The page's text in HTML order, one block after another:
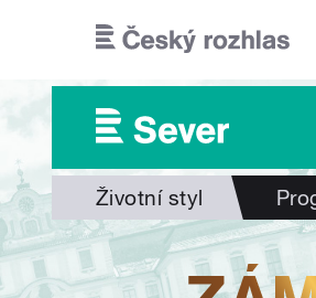
Životní styl